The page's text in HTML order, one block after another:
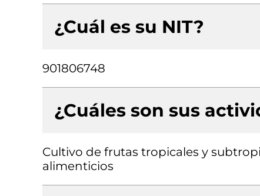
¿Cuál es su NIT?
901806748
¿Cuáles son sus
Cultivo de frutas tropicales y
alimenticios